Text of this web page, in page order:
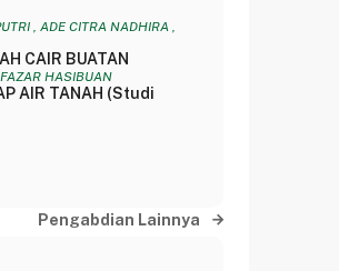
, ADE CITRA NADHIRA ,
CAIR BUATAN
HASIBUAN
AIR TANAH (Studi
Pengabdian Lainnya